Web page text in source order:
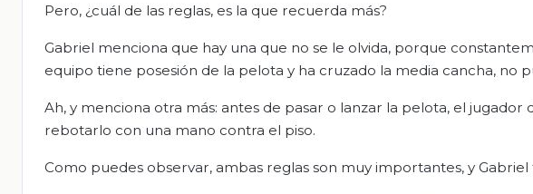
Pero, ¿cuál de las reglas, es la que recuerda más?
Gabriel menciona que hay una que no se le olvida, porque
equipo tiene posesión de la pelota y ha cruzado la media cancha, no
Ah, y menciona otra más: antes de pasar o lanzar la pelota, el jugador
rebotarlo con una mano contra el piso.
Como puedes observar, ambas reglas son muy importantes, y